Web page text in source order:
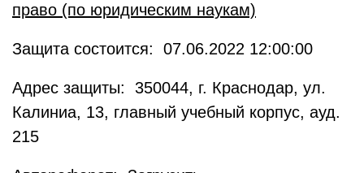
право (по юридическим наукам)
Защита состоится: 07.06.2022 12:00:00
Адрес защиты: 350044, г. Краснодар, ул.
Калиниа, 13, главный учебный корпус, ауд.
215